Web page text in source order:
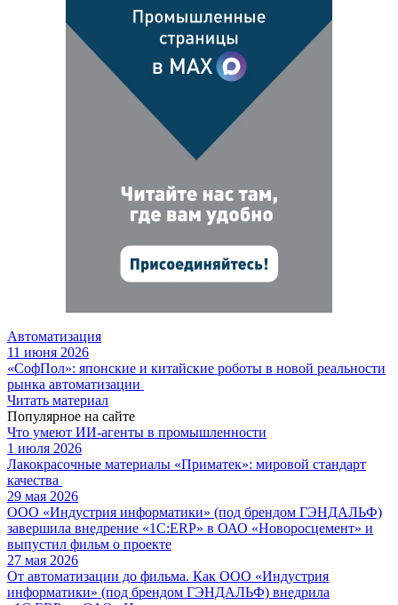
Автоматизация
11 июня 2026
«СофПол»: японские и китайские роботы в новой реальности
рынка автоматизации
Читать материал
Популярное на сайте
Что умеют ИИ-агенты в промышленности
1 июля 2026
Лакокрасочные материалы «Приматек»: мировой стандарт
качества
29 мая 2026
ООО «Индустрия информатики» (под брендом ГЭНДАЛЬФ)
завершила внедрение «1С:ERP» в ОАО «Новоросцемент» и
выпустил фильм о проекте
27 мая 2026
От автоматизации до фильма. Как ООО «Индустрия
информатики» (под брендом ГЭНДАЛЬФ) внедрила